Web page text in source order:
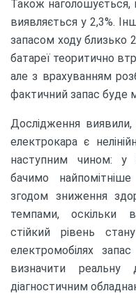
Також наголошується,
виявляється у 2,3%.
запасом ходу близько
батареї теоритично
але з врахуванням
фактичний запас буде
Дослідження
електрокара є
наступним чином: у
бачимо
згодом зниження
темпами, оскільки
стійкий рівень
електромобілях
визначити реальну
діагностичним